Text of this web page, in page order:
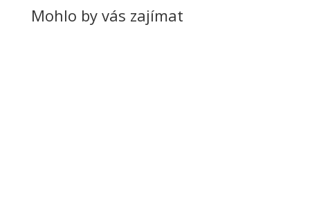
Mohlo by vás zajímat